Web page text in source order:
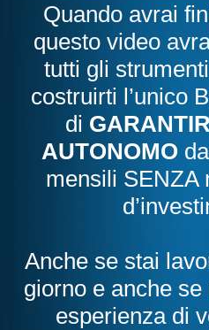
Quando avrai
questo video
tutti gli
costruirti l’unico
di
AUTONOMO
mensili SENZA
Anche se stai
giorno e anche
esperienza di